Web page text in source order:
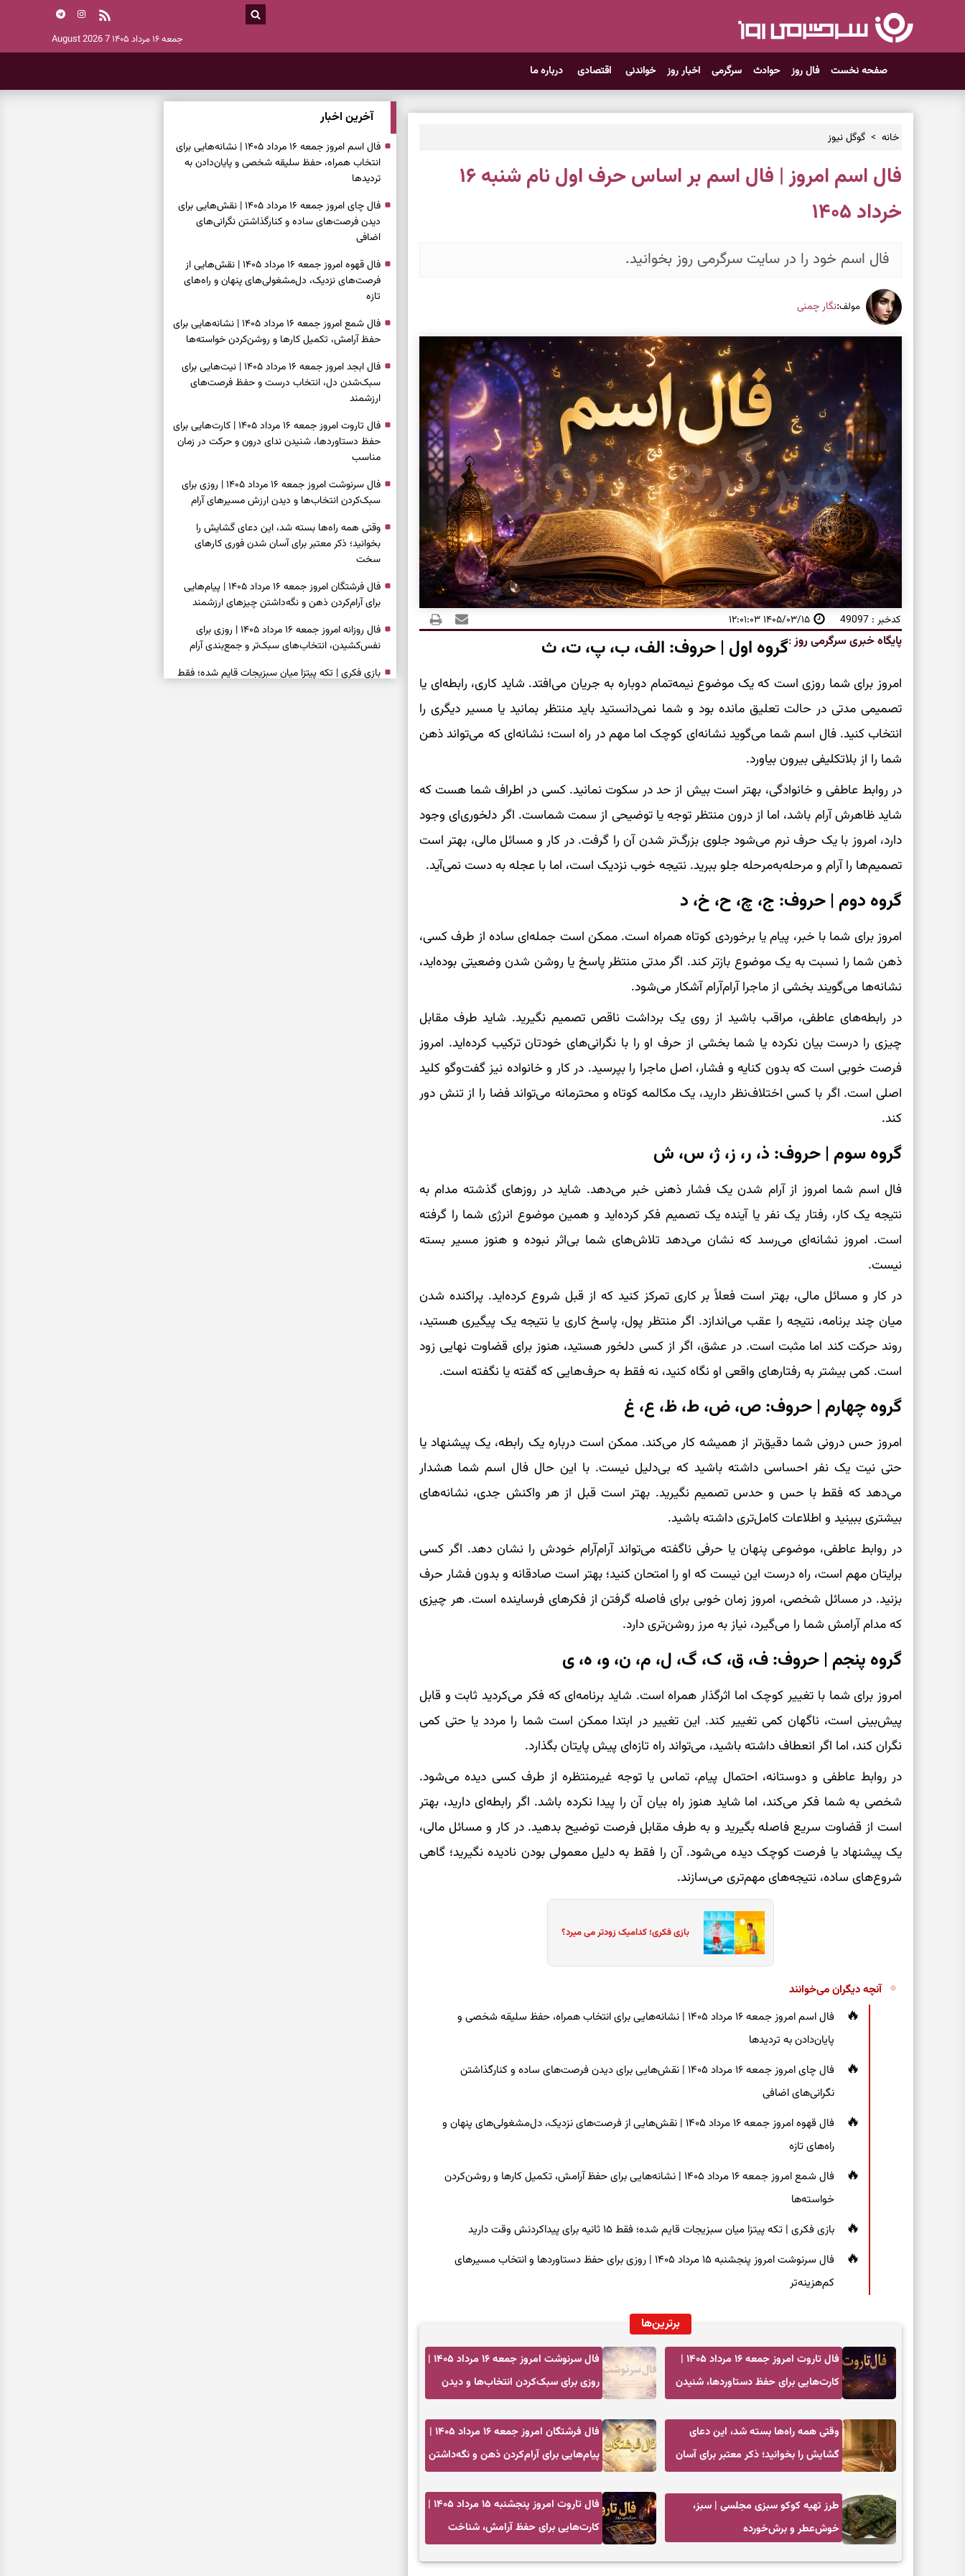
جمعه ۱۶ مرداد ۱۴۰۵ 7 August 2026
صفحه نخست فال روز حوادث سرگرمی اخبار روز خواندنی اقتصادی درباره ما
خانه گوگل نیوز
فال اسم امروز | فال اسم بر اساس حرف اول نام شنبه ۱۶
خرداد ۱۴۰۵
فال اسم خود را در سایت سرگرمی روز بخوانید.
مولف:نگار چمنی
کدخبر : 49097 ۱۴۰۵/۰۳/۱۵ ۱۲:۰۱:۰۳
پایگاه خبری سرگرمی روز:گروه اول | حروف: الف، ب، پ، ت، ث
امروز برای شما روزی است که یک موضوع نیمه‌تمام دوباره به جریان می‌افتد. شاید کاری، رابطه‌ای یا
تصمیمی مدتی در حالت تعلیق مانده بود و شما نمی‌دانستید باید منتظر بمانید یا مسیر دیگری را
انتخاب کنید. فال اسم شما می‌گوید نشانه‌ای کوچک اما مهم در راه است؛ نشانه‌ای که می‌تواند ذهن
شما را از بلاتکلیفی بیرون بیاورد.
در روابط عاطفی و خانوادگی، بهتر است بیش از حد در سکوت نمانید. کسی در اطراف شما هست که
شاید ظاهرش آرام باشد، اما از درون منتظر توجه یا توضیحی از سمت شماست. اگر دلخوری‌ای وجود
دارد، امروز با یک حرف نرم می‌شود جلوی بزرگ‌تر شدن آن را گرفت. در کار و مسائل مالی، بهتر است
تصمیم‌ها را آرام و مرحله‌به‌مرحله جلو ببرید. نتیجه خوب نزدیک است، اما با عجله به دست نمی‌آید.
گروه دوم | حروف: ج، چ، ح، خ، د
امروز برای شما با خبر، پیام یا برخوردی کوتاه همراه است. ممکن است جمله‌ای ساده از طرف کسی،
ذهن شما را نسبت به یک موضوع بازتر کند. اگر مدتی منتظر پاسخ یا روشن شدن وضعیتی بوده‌اید،
نشانه‌ها می‌گویند بخشی از ماجرا آرام‌آرام آشکار می‌شود.
در رابطه‌های عاطفی، مراقب باشید از روی یک برداشت ناقص تصمیم نگیرید. شاید طرف مقابل
چیزی را درست بیان نکرده یا شما بخشی از حرف او را با نگرانی‌های خودتان ترکیب کرده‌اید. امروز
فرصت خوبی است که بدون کنایه و فشار، اصل ماجرا را بپرسید. در کار و خانواده نیز گفت‌وگو کلید
اصلی است. اگر با کسی اختلاف‌نظر دارید، یک مکالمه کوتاه و محترمانه می‌تواند فضا را از تنش دور
کند.
گروه سوم | حروف: ذ، ر، ز، ژ، س، ش
فال اسم شما امروز از آرام شدن یک فشار ذهنی خبر می‌دهد. شاید در روزهای گذشته مدام به
نتیجه یک کار، رفتار یک نفر یا آینده یک تصمیم فکر کرده‌اید و همین موضوع انرژی شما را گرفته
است. امروز نشانه‌ای می‌رسد که نشان می‌دهد تلاش‌های شما بی‌اثر نبوده و هنوز مسیر بسته
نیست.
در کار و مسائل مالی، بهتر است فعلاً بر کاری تمرکز کنید که از قبل شروع کرده‌اید. پراکنده شدن
میان چند برنامه، نتیجه را عقب می‌اندازد. اگر منتظر پول، پاسخ کاری یا نتیجه یک پیگیری هستید،
روند حرکت کند اما مثبت است. در عشق، اگر از کسی دلخور هستید، هنوز برای قضاوت نهایی زود
است. کمی بیشتر به رفتارهای واقعی او نگاه کنید، نه فقط به حرف‌هایی که گفته یا نگفته است.
گروه چهارم | حروف: ص، ض، ط، ظ، ع، غ
امروز حس درونی شما دقیق‌تر از همیشه کار می‌کند. ممکن است درباره یک رابطه، یک پیشنهاد یا
حتی نیت یک نفر احساسی داشته باشید که بی‌دلیل نیست. با این حال فال اسم شما هشدار
می‌دهد که فقط با حس و حدس تصمیم نگیرید. بهتر است قبل از هر واکنش جدی، نشانه‌های
بیشتری ببینید و اطلاعات کامل‌تری داشته باشید.
در روابط عاطفی، موضوعی پنهان یا حرفی ناگفته می‌تواند آرام‌آرام خودش را نشان دهد. اگر کسی
برایتان مهم است، راه درست این نیست که او را امتحان کنید؛ بهتر است صادقانه و بدون فشار حرف
بزنید. در مسائل شخصی، امروز زمان خوبی برای فاصله گرفتن از فکرهای فرساینده است. هر چیزی
که مدام آرامش شما را می‌گیرد، نیاز به مرز روشن‌تری دارد.
گروه پنجم | حروف: ف، ق، ک، گ، ل، م، ن، و، ه، ی
امروز برای شما با تغییر کوچک اما اثرگذار همراه است. شاید برنامه‌ای که فکر می‌کردید ثابت و قابل
پیش‌بینی است، ناگهان کمی تغییر کند. این تغییر در ابتدا ممکن است شما را مردد یا حتی کمی
نگران کند، اما اگر انعطاف داشته باشید، می‌تواند راه تازه‌ای پیش پایتان بگذارد.
در روابط عاطفی و دوستانه، احتمال پیام، تماس یا توجه غیرمنتظره از طرف کسی دیده می‌شود.
شخصی به شما فکر می‌کند، اما شاید هنوز راه بیان آن را پیدا نکرده باشد. اگر رابطه‌ای دارید، بهتر
است از قضاوت سریع فاصله بگیرید و به طرف مقابل فرصت توضیح بدهید. در کار و مسائل مالی،
یک پیشنهاد یا فرصت کوچک دیده می‌شود. آن را فقط به دلیل معمولی بودن نادیده نگیرید؛ گاهی
شروع‌های ساده، نتیجه‌های مهم‌تری می‌سازند.
بازی فکری؛ کدامیک زودتر می میرد؟
آنچه دیگران می‌خوانند
فال اسم امروز جمعه ۱۶ مرداد ۱۴۰۵ | نشانه‌هایی برای انتخاب همراه، حفظ سلیقه شخصی و
پایان‌دادن به تردیدها
فال چای امروز جمعه ۱۶ مرداد ۱۴۰۵ | نقش‌هایی برای دیدن فرصت‌های ساده و کنارگذاشتن
نگرانی‌های اضافی
فال قهوه امروز جمعه ۱۶ مرداد ۱۴۰۵ | نقش‌هایی از فرصت‌های نزدیک، دل‌مشغولی‌های پنهان و
راه‌های تازه
فال شمع امروز جمعه ۱۶ مرداد ۱۴۰۵ | نشانه‌هایی برای حفظ آرامش، تکمیل کارها و روشن‌کردن
خواسته‌ها
بازی فکری | تکه پیتزا میان سبزیجات قایم شده؛ فقط ۱۵ ثانیه برای پیداکردنش وقت دارید
فال سرنوشت امروز پنجشنبه ۱۵ مرداد ۱۴۰۵ | روزی برای حفظ دستاوردها و انتخاب مسیرهای
کم‌هزینه‌تر
برترین‌ها
فال تاروت امروز جمعه ۱۶ مرداد ۱۴۰۵ |
کارت‌هایی برای حفظ دستاوردها، شنیدن
فال سرنوشت امروز جمعه ۱۶ مرداد ۱۴۰۵ |
روزی برای سبک‌کردن انتخاب‌ها و دیدن
وقتی همه راه‌ها بسته شد، این دعای
گشایش را بخوانید؛ ذکر معتبر برای آسان
فال فرشتگان امروز جمعه ۱۶ مرداد ۱۴۰۵ |
پیام‌هایی برای آرام‌کردن ذهن و نگه‌داشتن
طرز تهیه کوکو سبزی مجلسی | سبز،
خوش‌عطر و برش‌خورده
فال تاروت امروز پنجشنبه ۱۵ مرداد ۱۴۰۵ |
کارت‌هایی برای حفظ آرامش، شناخت
آخرین اخبار
فال اسم امروز جمعه ۱۶ مرداد ۱۴۰۵ | نشانه‌هایی برای
انتخاب همراه، حفظ سلیقه شخصی و پایان‌دادن به
تردیدها
فال چای امروز جمعه ۱۶ مرداد ۱۴۰۵ | نقش‌هایی برای
دیدن فرصت‌های ساده و کنارگذاشتن نگرانی‌های
اضافی
فال قهوه امروز جمعه ۱۶ مرداد ۱۴۰۵ | نقش‌هایی از
فرصت‌های نزدیک، دل‌مشغولی‌های پنهان و راه‌های
تازه
فال شمع امروز جمعه ۱۶ مرداد ۱۴۰۵ | نشانه‌هایی برای
حفظ آرامش، تکمیل کارها و روشن‌کردن خواسته‌ها
فال ابجد امروز جمعه ۱۶ مرداد ۱۴۰۵ | نیت‌هایی برای
سبک‌شدن دل، انتخاب درست و حفظ فرصت‌های
ارزشمند
فال تاروت امروز جمعه ۱۶ مرداد ۱۴۰۵ | کارت‌هایی برای
حفظ دستاوردها، شنیدن ندای درون و حرکت در زمان
مناسب
فال سرنوشت امروز جمعه ۱۶ مرداد ۱۴۰۵ | روزی برای
سبک‌کردن انتخاب‌ها و دیدن ارزش مسیرهای آرام
وقتی همه راه‌ها بسته شد، این دعای گشایش را
بخوانید؛ ذکر معتبر برای آسان شدن فوری کارهای
سخت
فال فرشتگان امروز جمعه ۱۶ مرداد ۱۴۰۵ | پیام‌هایی
برای آرام‌کردن ذهن و نگه‌داشتن چیزهای ارزشمند
فال روزانه امروز جمعه ۱۶ مرداد ۱۴۰۵ | روزی برای
نفس‌کشیدن، انتخاب‌های سبک‌تر و جمع‌بندی آرام
بازی فکری | تکه پیتزا میان سبزیجات قایم شده؛ فقط